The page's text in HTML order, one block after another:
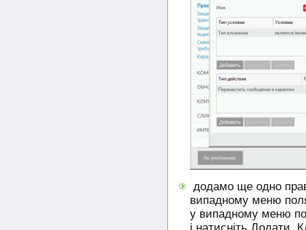
додамо ще одно
випадному меню
у випадному меню